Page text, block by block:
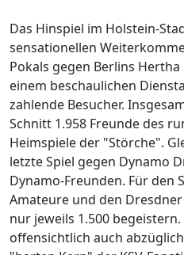
Das Hinspiel im Holstein-
sensationellen
Pokals gegen Berlins Hertha
einem beschaulichen
zahlende Besucher.
Schnitt 1.958 Freunde des
Heimspiele der "Störche".
letzte Spiel gegen Dynamo
Dynamo-Freunden. Für den
Amateure und den
nur jeweils 1.500 begeistern.
offensichtlich auch